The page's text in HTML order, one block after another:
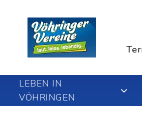
LEBEN IN
VÖHRINGEN